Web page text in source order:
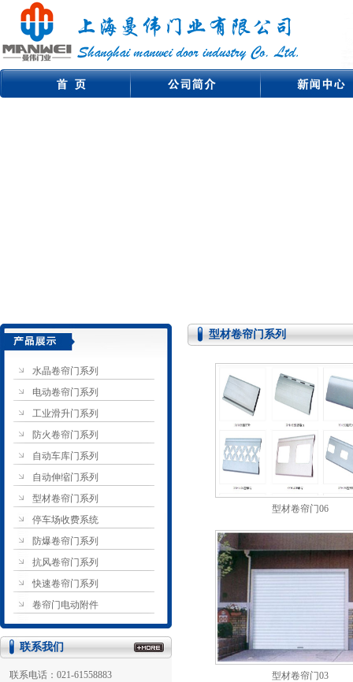
水晶卷帘门系列
电动卷帘门系列
工业滑升门系列
防火卷帘门系列
自动车库门系列
自动伸缩门系列
型材卷帘门系列
停车场收费系统
防爆卷帘门系列
抗风卷帘门系列
快速卷帘门系列
卷帘门电动附件
联系我们
联系电话：021-61558883
型材卷帘门系列
型材卷帘门06
型材卷帘门03